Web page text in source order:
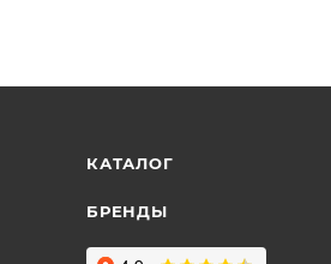
КАТАЛОГ
БРЕНДЫ